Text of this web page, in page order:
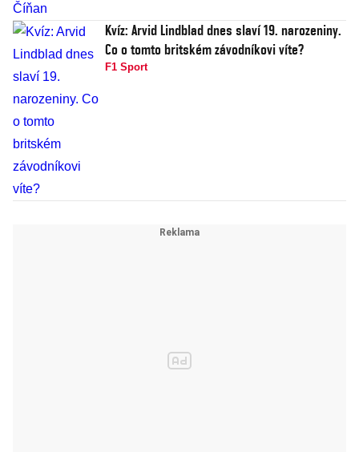
Kvíz: Arvid Lindblad dnes slaví 19. narozeniny.
Co o tomto britském závodníkovi víte?
F1 Sport